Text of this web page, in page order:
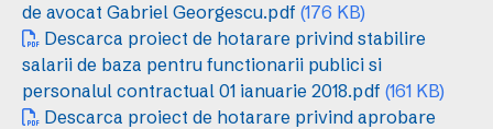
de avocat Gabriel Georgescu.pdf (176 KB)
Descarca proiect de hotarare privind stabilire
salarii de baza pentru functionarii publici si
personalul contractual 01 ianuarie 2018.pdf (161 KB)
Descarca proiect de hotarare privind aprobare